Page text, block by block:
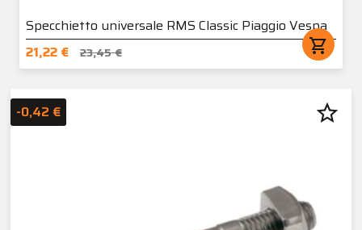
Specchietto universale RMS Classic Piaggio Vespa
21,22 €
23,45 € shopping_cart
-0,42 € star_border